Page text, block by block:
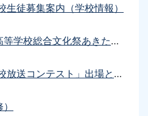
徒募集案内（学校情報）
放送部「第５０回全国高等学校総合文化祭あきた総文2026放送部門」出場について
「第73回NHK杯全国高校放送コンテスト」出場と結果について